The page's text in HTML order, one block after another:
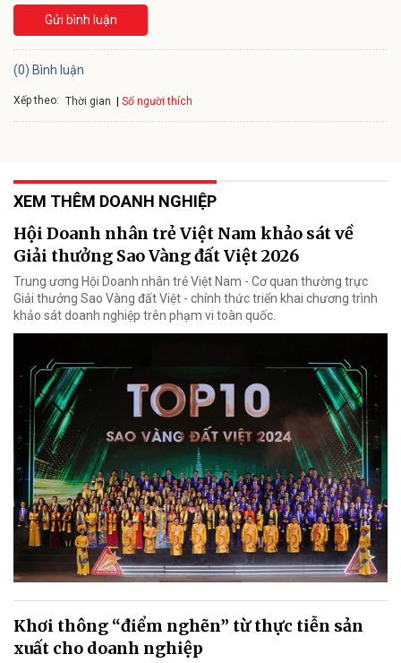
Gửi bình luận
(0) Bình luận
Xếp theo: Thời gian Số người thích
XEM THÊM DOANH NGHIỆP
Hội Doanh nhân trẻ Việt Nam khảo sát về
Giải thưởng Sao Vàng đất Việt 2026
Trung ương Hội Doanh nhân trẻ Việt Nam - Cơ quan thường trực
Giải thưởng Sao Vàng đất Việt - chính thức triển khai chương trình
khảo sát doanh nghiệp trên phạm vi toàn quốc.
Khơi thông “điểm nghẽn” từ thực tiễn sản
xuất cho doanh nghiệp